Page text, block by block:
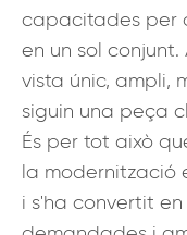
capacitades per
en un sol conjunt.
vista únic, ampli,
siguin una peça
És per tot això
la modernització
i s'ha convertit